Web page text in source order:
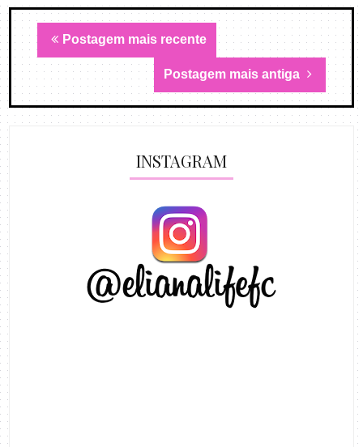
Postagem mais recente
Postagem mais antiga
INSTAGRAM